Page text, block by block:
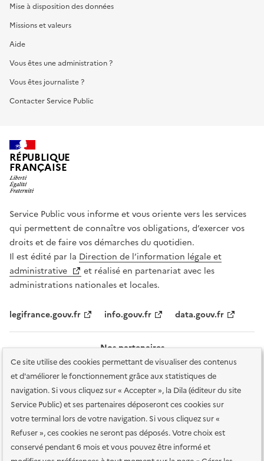
Ce site utilise des cookies permettant de visualiser des contenus
et d'améliorer le fonctionnement grâce aux statistiques de
navigation. Si vous cliquez sur « Accepter », la Dila (éditeur du site
Service Public) et ses partenaires déposeront ces cookies sur
votre terminal lors de votre navigation. Si vous cliquez sur «
Refuser », ces cookies ne seront pas déposés. Votre choix est
conservé pendant 6 mois et vous pouvez être informé et
Mise à disposition des données
Missions et valeurs
Aide
Vous êtes une administration ?
Vous êtes journaliste ?
Contacter Service Public
RÉPUBLIQUE
FRANÇAISE
Service Public vous informe et vous oriente vers les services
qui permettent de connaître vos obligations, d’exercer vos
droits et de faire vos démarches du quotidien.
Il est édité par la Direction de l’information légale et
administrative
et réalisé en partenariat avec les
administrations nationales et locales.
legifrance.gouv.fr info.gouv.fr data.gouv.fr
Nos partenaires
Plan du site Accessibilité : totalement conforme
Accessibilité des
services en ligne Mentions légales Données personnelles et sécurité